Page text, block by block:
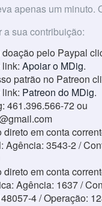
apenas um minuto.
a sua contribuição:
doação pelo Paypal
Apoiar o MDig.
patrão no Patreon
Patreon do MDig.
461.396.566-72 ou
direto em conta
Agência: 3543-2 /
direto em conta
Agência: 1637 /
4 / Operação: